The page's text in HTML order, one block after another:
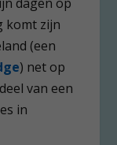
komt zijn
(een
) net op
van een
in